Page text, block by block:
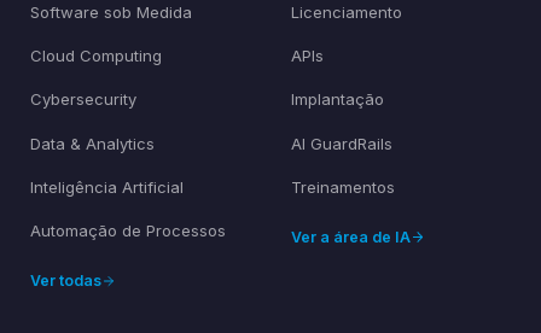
Software sob Medida
Cloud Computing
Cybersecurity
Data & Analytics
Inteligência Artificial
Automação de Processos
Ver todas
Licenciamento
APIs
Implantação
AI GuardRails
Treinamentos
Ver a área de IA